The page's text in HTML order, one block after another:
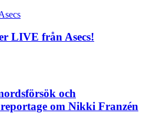
LIVE från Asecs!
och
om Nikki Franzén